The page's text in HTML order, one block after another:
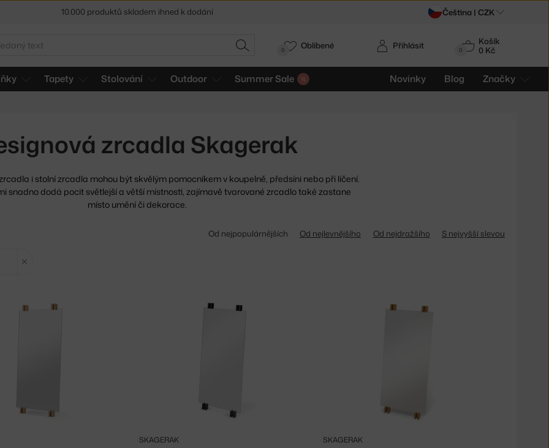
HLEDAT 0
Košík
0 Kč
Tapety Stolování Outdoor Summer Sale Novinky Blog Značky
Přihlásit
0 Oblíbené
zrcadla Skagerak
i stolní zrcadla mohou být skvělým pomocníkem v koupelně, předsíni nebo při líčení.
snadno dodá pocit světlejší a větší místnosti, zajímavě tvarované zrcadlo také zastane
místo umění či dekorace.
Od nejpopulárnějších Od nejlevnějšího Od nejdražšího S nejvyšší slevou
SKAGERAK SKAGERAK
Čeština | CZK